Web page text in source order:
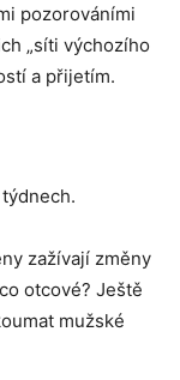
pozorováními
„síti výchozího
a přijetím.
zažívají změny
otcové? Ještě
mužské